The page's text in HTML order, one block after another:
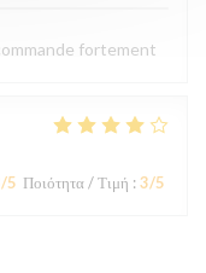
fortement
/5 Ποιότητα / Τιμή : 3/5